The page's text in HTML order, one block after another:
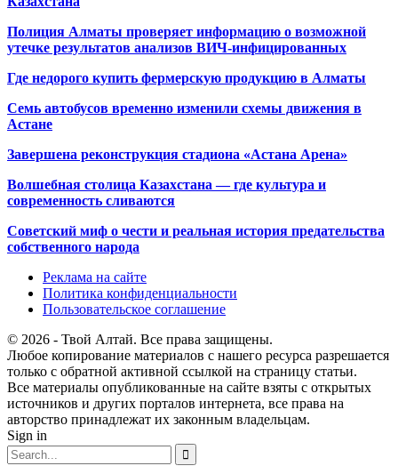
Полиция Алматы проверяет информацию о возможной
утечке результатов анализов ВИЧ-инфицированных
Где недорого купить фермерскую продукцию в Алматы
Семь автобусов временно изменили схемы движения в
Астане
Завершена реконструкция стадиона «Астана Арена»
Волшебная столица Казахстана — где культура и
современность сливаются
Советский миф о чести и реальная история предательства
собственного народа
Реклама на сайте
Политика конфиденциальности
Пользовательское соглашение
© 2026 - Твой Алтай. Все права защищены.
Любое копирование материалов с нашего ресурса разрешается
только с обратной активной ссылкой на страницу статьи.
Все материалы опубликованные на сайте взяты с открытых
источников и других порталов интернета, все права на
авторство принадлежат их законным владельцам.
Sign in